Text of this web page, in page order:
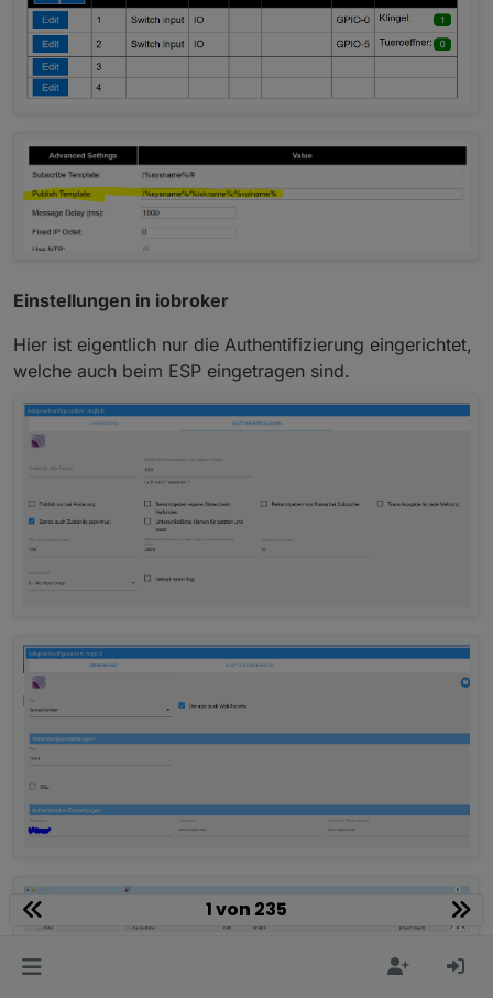
Einstellungen in iobroker
Hier ist eigentlich nur die Authentifizierung eingerichtet,
welche auch beim ESP eingetragen sind.
Javascript, welches mir per Telegram 4 Bilder meiner
1 von 235